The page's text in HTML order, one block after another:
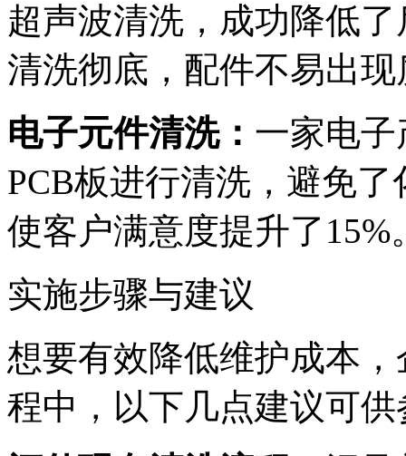
超声波清洗，成功降低
清洗彻底，配件不易出
电子元件清洗： 一家电
PCB板进行清洗，避免
使客户满意度提升了15%
实施步骤与建议
想要有效降低维护成本
程中，以下几点建议可供